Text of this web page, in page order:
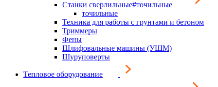
Станки сверлильные#точильные
точильные
Техника для работы с грунтами и бетоном
Триммеры
Фены
Шлифовальные машины (УШМ)
Шуруповерты
Тепловое оборудование